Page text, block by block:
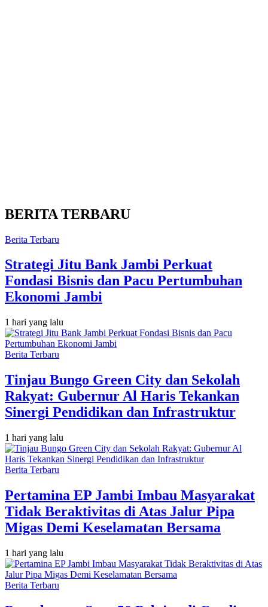
BERITA TERBARU
Berita Terbaru
Strategi Jitu Bank Jambi Perkuat
Fondasi Bisnis dan Pacu Pertumbuhan
Ekonomi Jambi
1 hari yang lalu
Berita Terbaru
Tinjau Bungo Green City dan Sekolah
Rakyat: Gubernur Al Haris Tekankan
Sinergi Pendidikan dan Infrastruktur
1 hari yang lalu
Berita Terbaru
Pertamina EP Jambi Imbau Masyarakat
Tidak Beraktivitas di Atas Jalur Pipa
Migas Demi Keselamatan Bersama
1 hari yang lalu
Berita Terbaru